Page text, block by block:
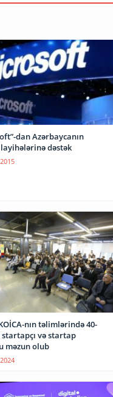
Azərbaycanın
dəstək
nın təlimlərində 40-
startapçı və startap
məzun olub